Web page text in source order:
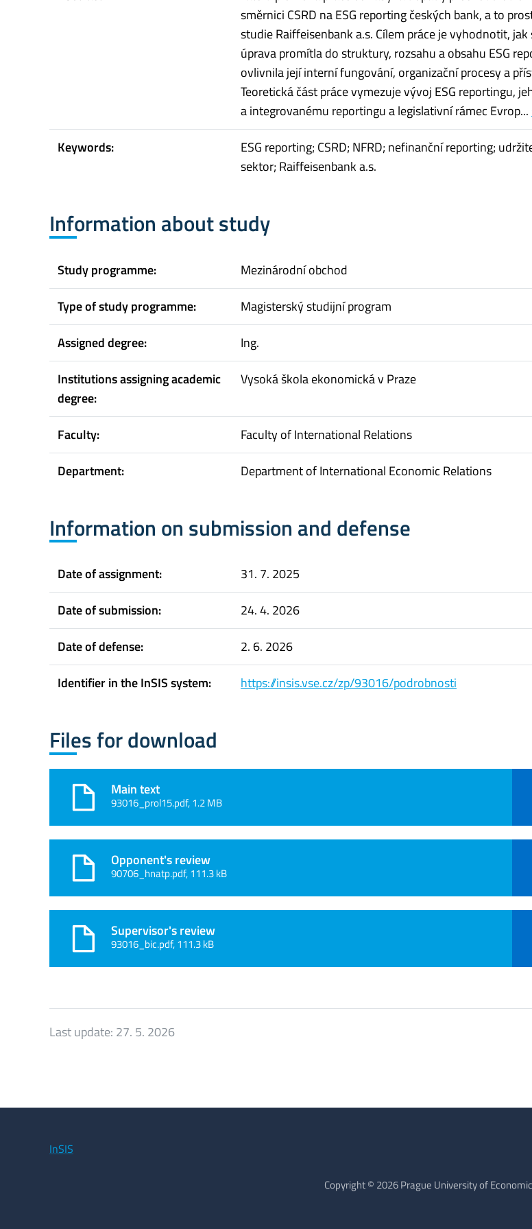
směrnici CSRD na ESG reporting českých bank, a to
studie Raiffeisenbank a.s. Cílem práce je vyhodnotit,
úprava promítla do struktury, rozsahu a obsahu ESG
ovlivnila její interní fungování, organizační procesy a
Teoretická část práce vymezuje vývoj ESG reportingu,
a integrovanému reportingu a legislativní rámec Evrop...
Keywords:
ESG reporting; CSRD; NFRD; nefinanční reporting;
sektor; Raiffeisenbank a.s.
Information about study
Study programme:
Mezinárodní obchod
Type of study programme:
Magisterský studijní program
Assigned degree:
Ing.
Institutions assigning academic
degree:
Vysoká škola ekonomická v Praze
Faculty:
Faculty of International Relations
Department:
Department of International Economic Relations
Information on submission and defense
Date of assignment:
31. 7. 2025
Date of submission:
24. 4. 2026
Date of defense:
2. 6. 2026
Identifier in the InSIS system:
https://insis.vse.cz/zp/93016/podrobnosti
Files for download
Main text
93016_prol15.pdf, 1.2 MB
Opponent's review
90706_hnatp.pdf, 111.3 kB
Supervisor's review
93016_bic.pdf, 111.3 kB
Last update: 27. 5. 2026
InSIS
Copyright © 2026 Prague University of